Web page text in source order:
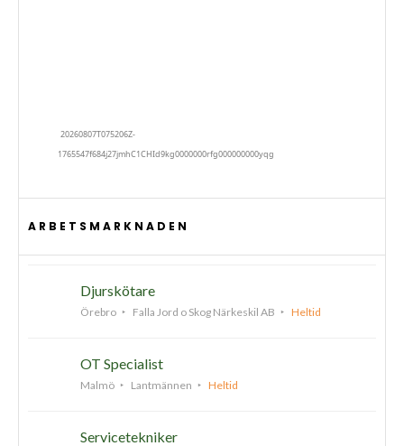
ARBETSMARKNADEN
Djurskötare
Örebro Falla Jord o Skog Närkeskil AB Heltid
OT Specialist
Malmö Lantmännen Heltid
Servicetekniker